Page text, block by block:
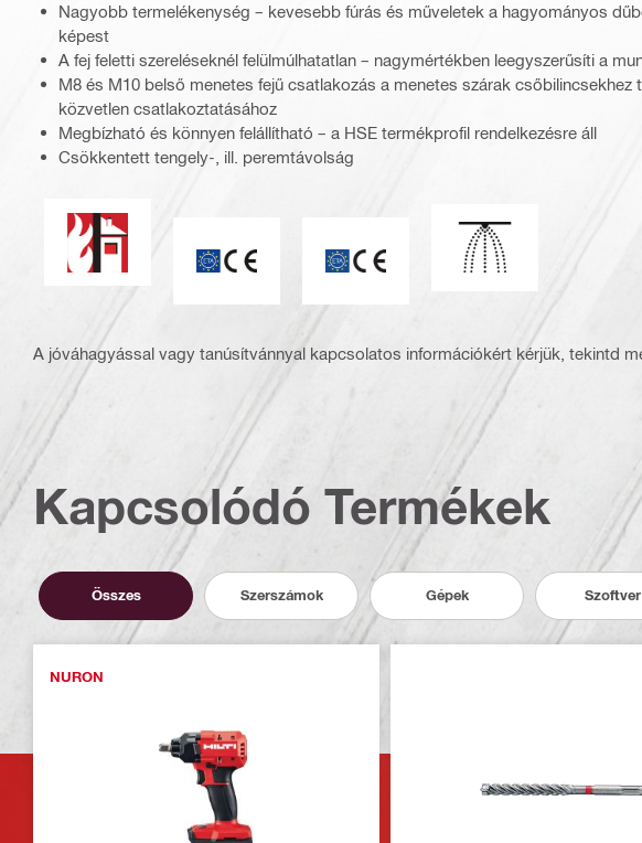
Nagyobb termelékenység – kevesebb fúrás és műveletek a hagyományos
képest
A fej feletti szereléseknél felülmúlhatatlan – nagymértékben leegyszerűsíti a
M8 és M10 belső menetes fejű csatlakozás a menetes szárak csőbilincsekhez
közvetlen csatlakoztatásához
Megbízható és könnyen felállítható – a HSE termékprofil rendelkezésre áll
Csökkentett tengely-, ill. peremtávolság
Tűzállóság
A jóváhagyással vagy tanúsítvánnyal kapcsolatos információkért kérjük, tekintd
Kapcsolódó Termékek
Összes Szerszámok Gépek Szoftver
NURON